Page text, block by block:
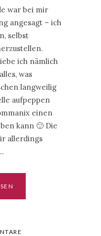
war bei mir
angesagt – ich
selbst
ich nämlich
was
langweilig
aufpeppen
einen
kann 🙂 Die
allerdings